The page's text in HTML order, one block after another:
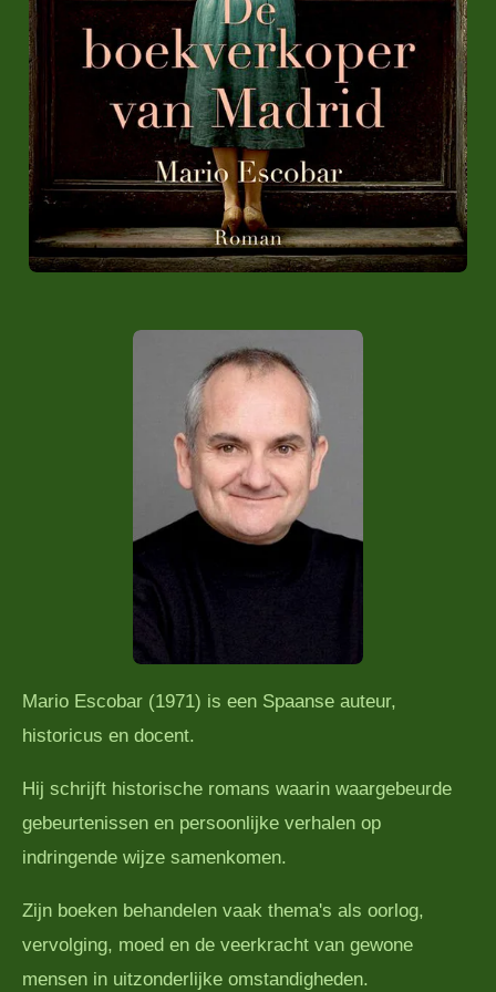
Mario Escobar (1971) is een Spaanse auteur,
historicus en docent.
Hij schrijft historische romans waarin waargebeurde
gebeurtenissen en persoonlijke verhalen op
indringende wijze samenkomen.
Zijn boeken behandelen vaak thema's als oorlog,
vervolging, moed en de veerkracht van gewone
mensen in uitzonderlijke omstandigheden.